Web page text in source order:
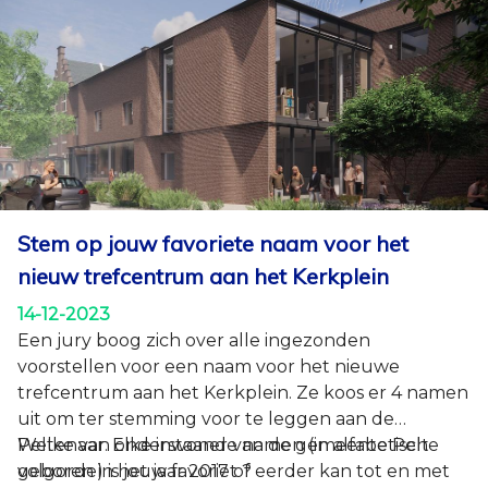
bibliotheek en gemeenteraad. De stroming is ook
een voortbeweging die je meeneemt naar nieuwe
horizonten, inzichten en ervaringen. Ze verwijst
naar de dynamiek waarop dit gebouw met zijn
vervlechting van diensten de Peltenaren wil
meevoeren naar ontmoeting.”
Stem op jouw favoriete naam voor het
nieuw trefcentrum aan het Kerkplein
14-12-2023
Een jury boog zich over alle ingezonden
voorstellen voor een naam voor het nieuwe
trefcentrum aan het Kerkplein. Ze koos er 4 namen
uit om ter stemming voor te leggen aan de
Peltenaar. Elke inwoner van de gemeente Pelt
geboren in het jaar 2017 of eerder kan tot en met
Welke van onderstaande namen (in alfabetische
volgorde) is jouw favoriet ?